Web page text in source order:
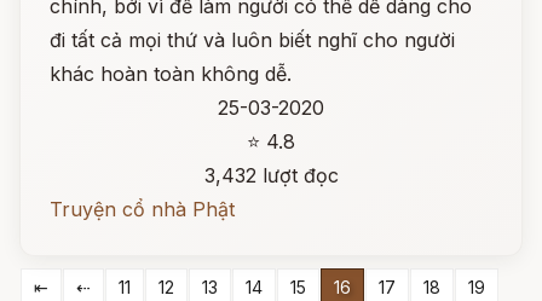
chính, bởi vì để làm người có thể dễ dàng cho
đi tất cả mọi thứ và luôn biết nghĩ cho người
khác hoàn toàn không dễ.
25-03-2020
⭐ 4.8
3,432 lượt đọc
Truyện cổ nhà Phật
⇤ ⇠ 11 12 13 14 15 16 17 18
19